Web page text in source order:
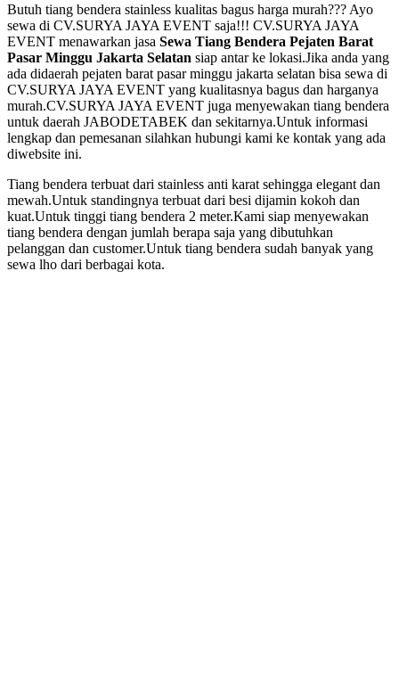
Butuh tiang bendera stainless kualitas bagus harga murah??? Ayo
sewa di CV.SURYA JAYA EVENT saja!!! CV.SURYA JAYA
EVENT menawarkan jasa Sewa Tiang Bendera Pejaten Barat
Pasar Minggu Jakarta Selatan siap antar ke lokasi.Jika anda yang
ada didaerah pejaten barat pasar minggu jakarta selatan bisa sewa di
CV.SURYA JAYA EVENT yang kualitasnya bagus dan harganya
murah.CV.SURYA JAYA EVENT juga menyewakan tiang bendera
untuk daerah JABODETABEK dan sekitarnya.Untuk informasi
lengkap dan pemesanan silahkan hubungi kami ke kontak yang ada
diwebsite ini.
Tiang bendera terbuat dari stainless anti karat sehingga elegant dan
mewah.Untuk standingnya terbuat dari besi dijamin kokoh dan
kuat.Untuk tinggi tiang bendera 2 meter.Kami siap menyewakan
tiang bendera dengan jumlah berapa saja yang dibutuhkan
pelanggan dan customer.Untuk tiang bendera sudah banyak yang
sewa lho dari berbagai kota.